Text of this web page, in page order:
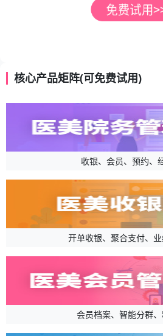
核心产品矩阵(可免费试用)
收银、会员、预约、
开单收银、聚合支付、
会员档案、智能分群